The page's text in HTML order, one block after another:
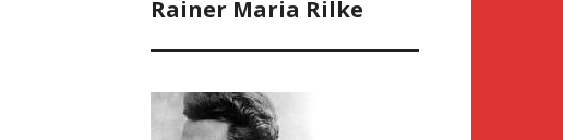
Rainer Maria Rilke